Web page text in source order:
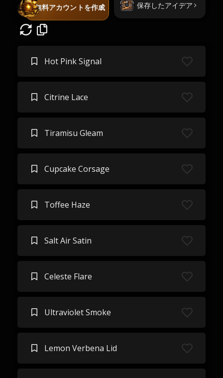
無料アカウントを作成 保存したアイデア
Hot Pink Signal
Citrine Lace
Tiramisu Gleam
Cupcake Corsage
Toffee Haze
Salt Air Satin
Celeste Flare
Ultraviolet Smoke
Lemon Verbena Lid